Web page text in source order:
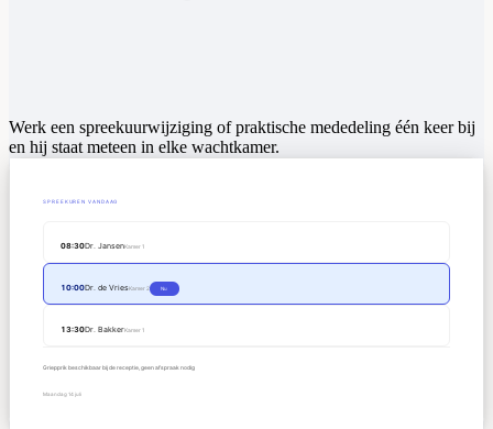
Werk een spreekuurwijziging of praktische mededeling één keer bij
en hij staat meteen in elke wachtkamer.
SPREEKUREN VANDAAG
08:30Dr. JansenKamer 1
10:00Dr. de VriesKamer 2 Nu
13:30Dr. BakkerKamer 1
Griepprik beschikbaar bij de receptie, geen afspraak nodig
Maandag 14 juli